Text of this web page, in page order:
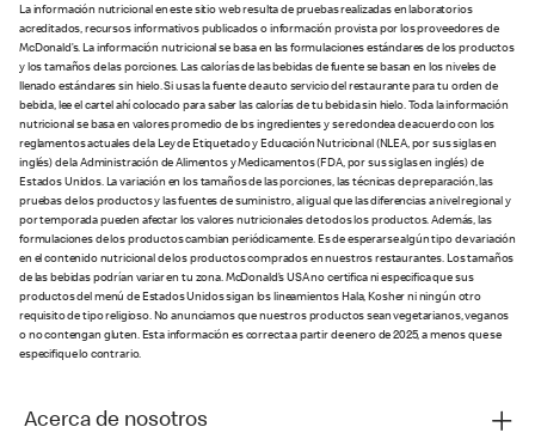
La información nutricional en este sitio web resulta de pruebas realizadas en laboratorios
acreditados, recursos informativos publicados o información provista por los proveedores de
McDonald’s. La información nutricional se basa en las formulaciones estándares de los productos
y los tamaños de las porciones. Las calorías de las bebidas de fuente se basan en los niveles de
llenado estándares sin hielo. Si usas la fuente de auto servicio del restaurante para tu orden de
bebida, lee el cartel ahí colocado para saber las calorías de tu bebida sin hielo. Toda la información
nutricional se basa en valores promedio de los ingredientes y se redondea de acuerdo con los
reglamentos actuales de la Ley de Etiquetado y Educación Nutricional (NLEA, por sus siglas en
inglés) de la Administración de Alimentos y Medicamentos (FDA, por sus siglas en inglés) de
Estados Unidos. La variación en los tamaños de las porciones, las técnicas de preparación, las
pruebas de los productos y las fuentes de suministro, al igual que las diferencias a nivel regional y
por temporada pueden afectar los valores nutricionales de todos los productos. Además, las
formulaciones de los productos cambian periódicamente. Es de esperarse algún tipo de variación
en el contenido nutricional de los productos comprados en nuestros restaurantes. Los tamaños
de las bebidas podrían variar en tu zona. McDonald’s USA no certifica ni especifica que sus
productos del menú de Estados Unidos sigan los lineamientos Hala, Kosher ni ningún otro
requisito de tipo religioso. No anunciamos que nuestros productos sean vegetarianos, veganos
o no contengan gluten. Esta información es correcta a partir de enero de 2025, a menos que se
especifique lo contrario.
Acerca de nosotros